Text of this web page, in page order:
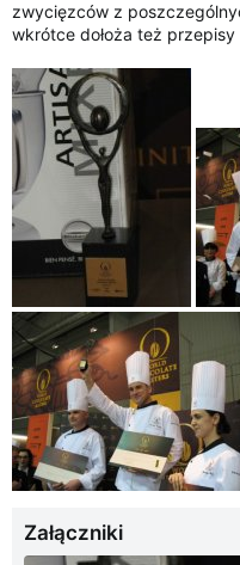
zwycięzców z
wkrótce dołoża też przepisy
Załączniki